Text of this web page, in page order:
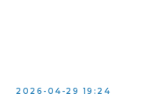
2026-04-29 19:24